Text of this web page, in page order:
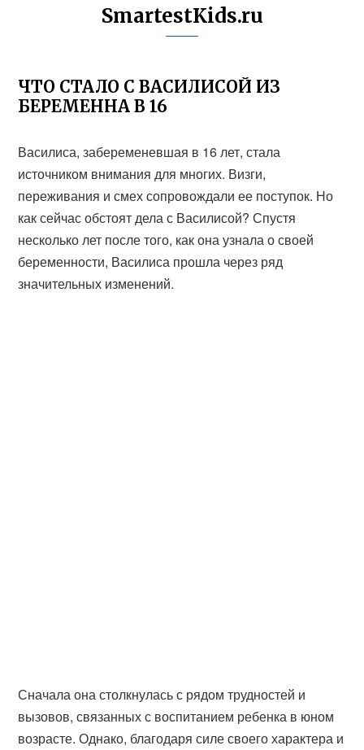
SmartestKids.ru
ЧТО СТАЛО С ВАСИЛИСОЙ ИЗ
БЕРЕМЕННА В 16
Василиса, забеременевшая в 16 лет, стала
источником внимания для многих. Визги,
переживания и смех сопровождали ее поступок. Но
как сейчас обстоят дела с Василисой? Спустя
несколько лет после того, как она узнала о своей
беременности, Василиса прошла через ряд
значительных изменений.
Сначала она столкнулась с рядом трудностей и
вызовов, связанных с воспитанием ребенка в юном
возрасте. Однако, благодаря силе своего характера и